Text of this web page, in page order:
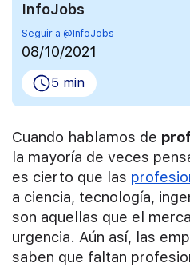
InfoJobs
Seguir a @InfoJobs
08/10/2021
5 min
Cuando hablamos de
la mayoría de veces
es cierto que las
a ciencia, tecnología,
son aquellas que el
urgencia. Aún así, las
saben que faltan